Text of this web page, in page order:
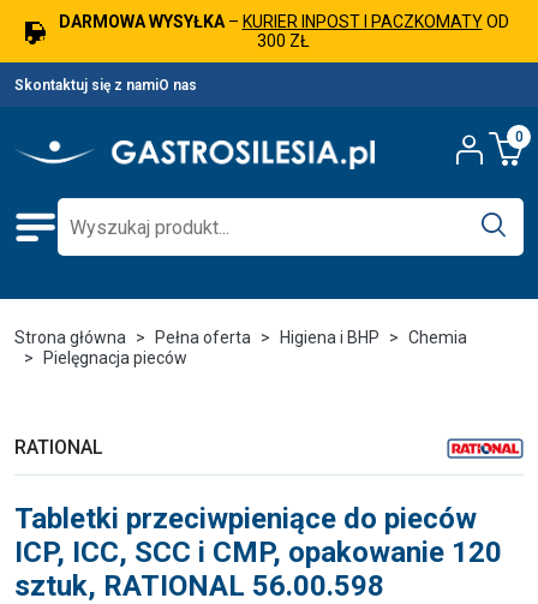
DARMOWA WYSYŁKA– KURIER INPOST I PACZKOMATYOD
300 ZŁ
Skontaktuj się z namiO nas
0
Strona główna Pełna oferta Higiena i BHP
Chemia
Pielęgnacja pieców
RATIONAL
Tabletki przeciwpieniące do pieców
ICP, ICC, SCC i CMP, opakowanie 120
sztuk, RATIONAL 56.00.598